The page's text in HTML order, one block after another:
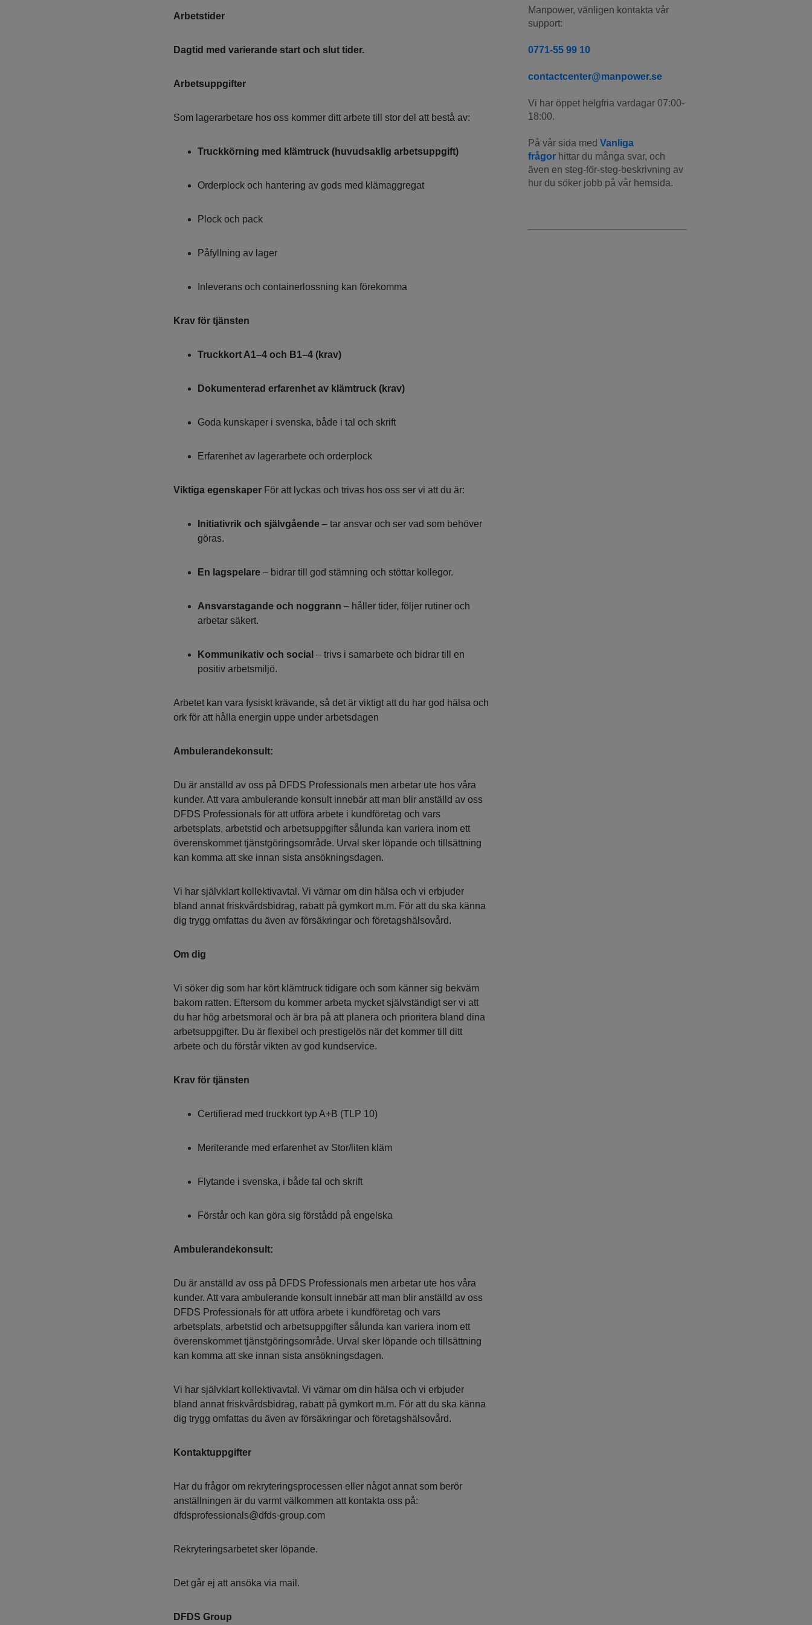
Arbetstider
Dagtid med varierande start och slut tider.
Arbetsuppgifter
Som lagerarbetare hos oss kommer ditt arbete till stor del att bestå av:
Truckkörning med klämtruck (huvudsaklig arbetsuppgift)
Orderplock och hantering av gods med klämaggregat
Plock och pack
Påfyllning av lager
Inleverans och containerlossning kan förekomma
Krav för tjänsten
Truckkort A1–4 och B1–4 (krav)
Dokumenterad erfarenhet av klämtruck (krav)
Goda kunskaper i svenska, både i tal och skrift
Erfarenhet av lagerarbete och orderplock
Viktiga egenskaperFör att lyckas och trivas hos oss ser vi att du är:
Initiativrik och självgående– tar ansvar och ser vad som behöver
göras.
En lagspelare– bidrar till god stämning och stöttar kollegor.
Ansvarstagande och noggrann – håller tider, följer rutiner och
arbetar säkert.
Kommunikativ och social – trivs i samarbete och bidrar till en
positiv arbetsmiljö.
Arbetet kan vara fysiskt krävande, så det är viktigt att du har god hälsa och
ork för att hålla energin uppe under arbetsdagen
Ambulerandekonsult:
Du är anställd av oss på DFDS Professionals men arbetar ute hos våra
kunder. Att vara ambulerande konsult innebär att man blir anställd av oss
DFDS Professionals för att utföra arbete i kundföretag och vars
arbetsplats, arbetstid och arbetsuppgifter sålunda kan variera inom ett
överenskommet tjänstgöringsområde. Urval sker löpande och tillsättning
kan komma att ske innan sista ansökningsdagen.
Vi har självklart kollektivavtal. Vi värnar om din hälsa och vi erbjuder
bland annat friskvårdsbidrag, rabatt på gymkort m.m. För att du ska känna
dig trygg omfattas du även av försäkringar och företagshälsovård.
Om dig
Vi söker dig som har kört klämtruck tidigare och som känner sig bekväm
bakom ratten. Eftersom du kommer arbeta mycket självständigt ser vi att
du har hög arbetsmoral och är bra på att planera och prioritera bland dina
arbetsuppgifter. Du är flexibel och prestigelös när det kommer till ditt
arbete och du förstår vikten av god kundservice.
Krav för tjänsten
Certifierad med truckkort typ A+B (TLP 10)
Meriterande med erfarenhet av Stor/liten kläm
Flytande i svenska, i både tal och skrift
Förstår och kan göra sig förstådd på engelska
Ambulerandekonsult:
Du är anställd av oss på DFDS Professionals men arbetar ute hos våra
kunder. Att vara ambulerande konsult innebär att man blir anställd av oss
DFDS Professionals för att utföra arbete i kundföretag och vars
arbetsplats, arbetstid och arbetsuppgifter sålunda kan variera inom ett
överenskommet tjänstgöringsområde. Urval sker löpande och tillsättning
kan komma att ske innan sista ansökningsdagen.
Vi har självklart kollektivavtal. Vi värnar om din hälsa och vi erbjuder
bland annat friskvårdsbidrag, rabatt på gymkort m.m. För att du ska känna
dig trygg omfattas du även av försäkringar och företagshälsovård.
Kontaktuppgifter
Har du frågor om rekryteringsprocessen eller något annat som berör
anställningen är du varmt välkommen att kontakta oss på:
dfdsprofessionals@dfds-group.com
Rekryteringsarbetet sker löpande.
Det går ej att ansöka via mail.
DFDS Group
Manpower, vänligen kontakta vår
support:
0771-55 99 10
contactcenter@manpower.se
Vi har öppet helgfria vardagar 07:00-
18:00.
På vår sida med Vanliga
frågor hittar du många svar, och
även en steg-för-steg-beskrivning av
hur du söker jobb på vår hemsida.